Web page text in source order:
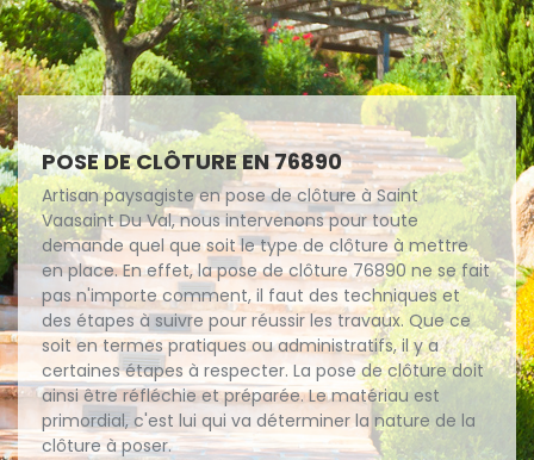
POSE DE CLÔTURE EN 76890
Artisan paysagiste en pose de clôture à Saint
Vaasaint Du Val, nous intervenons pour toute
demande quel que soit le type de clôture à mettre
en place. En effet, la pose de clôture 76890 ne se fait
pas n'importe comment, il faut des techniques et
des étapes à suivre pour réussir les travaux. Que ce
soit en termes pratiques ou administratifs, il y a
certaines étapes à respecter. La pose de clôture doit
ainsi être réfléchie et préparée. Le matériau est
primordial, c'est lui qui va déterminer la nature de la
clôture à poser.